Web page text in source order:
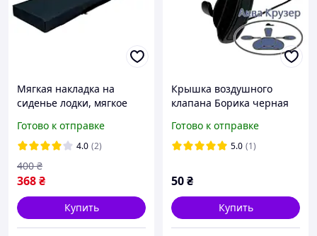
Мягкая накладка на
сиденье лодки, мягкое
мягкие сиденья для лодок
Готово к отправке
4.0 (2)
368₴
400 ₴
Купить
Крышка воздушного
клапана Борика черная
Готово к отправке
5.0 (1)
50₴
Купить